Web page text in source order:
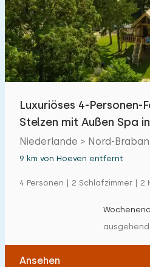
Unterkunft
Nicht im Ferienpark
Im Ferienpark
Einfamilienhaus
Ferienbauernhof
Villa
Ferienwohnung
Luxuriöses 4-Personen-
Stelzen mit Außen Spa
Nordbrabant
Niederlande > Nord-
9 km von Hoeven entfernt
4 Personen | 2 Schlafzimmer | 2
ausgehend
Ansehen